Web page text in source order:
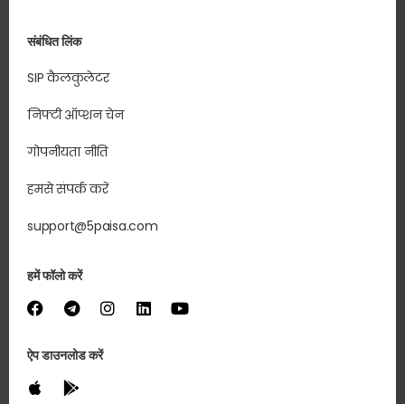
संबंधित लिंक
SIP कैलकुलेटर
निफ्टी ऑप्शन चेन
गोपनीयता नीति
हमसे संपर्क करें
support@5paisa.com
हमें फॉलो करें
ऐप डाउनलोड करें